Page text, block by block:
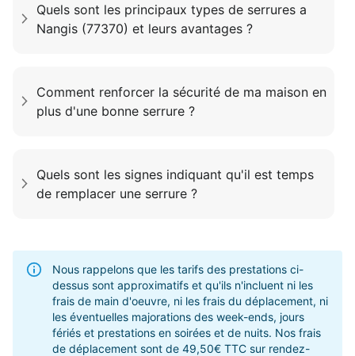
Quels sont les principaux types de serrures a
Nangis (77370) et leurs avantages ?
Comment renforcer la sécurité de ma maison en
plus d'une bonne serrure ?
Quels sont les signes indiquant qu'il est temps
de remplacer une serrure ?
Nous rappelons que les tarifs des prestations ci-
dessus sont approximatifs et qu'ils n'incluent ni les
frais de main d'oeuvre, ni les frais du déplacement, ni
les éventuelles majorations des week-ends, jours
fériés et prestations en soirées et de nuits. Nos frais
de déplacement sont de 49,50€ TTC sur rendez-